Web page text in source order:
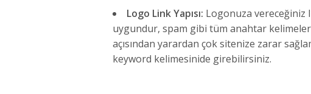
Logo Link Yapısı: Logonuza vereceğiniz
uygundur, spam gibi tüm anahtar
açısından yarardan çok sitenize zarar
keyword kelimesinide girebilirsiniz.